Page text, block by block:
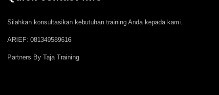
Silahkan konsultasikan kebutuhan training Anda kepada kami.
ARIEF: 081349589616
Partners By Taja Training